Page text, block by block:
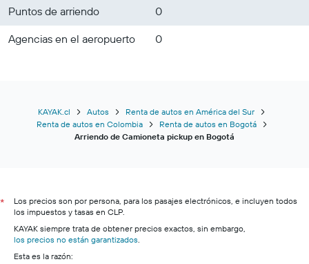
Puntos de arriendo
0
Agencias en el aeropuerto
0
KAYAK.cl Autos
Renta de autos en América del Sur
Renta de autos en Colombia
Renta de autos en Bogotá
Arriendo de Camioneta pickup en Bogotá
*
Los precios son por persona, para los pasajes electrónicos, e incluyen todos
los impuestos y tasas en CLP.
KAYAK siempre trata de obtener precios exactos, sin embargo,
los precios no están garantizados.
Esta es la razón: